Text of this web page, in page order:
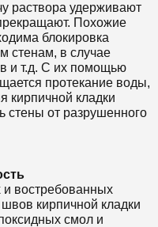
раствора удерживают
Похожие
блокировка
стенам, в случае
и т.д. С их помощью
протекание воды,
кирпичной кладки
стены от разрушенного
востребованных
кирпичной кладки
смол и